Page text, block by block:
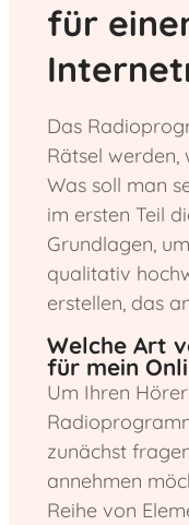
für
Das
Rätsel werden,
Was soll man
im ersten Teil
Grundlagen,
qualitativ
erstellen, das
Welche Art
für mein
Um Ihren
zunächst
annehmen
Reihe von